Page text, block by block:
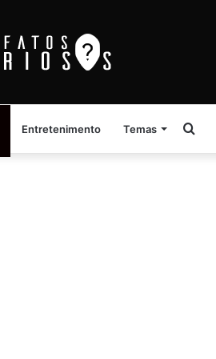
Entretenimento Temas